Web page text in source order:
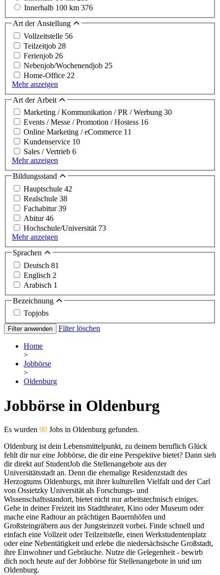
Innerhalb 100 km 376
Art der Anstellung
Vollzeitstelle 56
Teilzeitjob 28
Ferienjob 26
Nebenjob/Wochenendjob 25
Home-Office 22
Mehr anzeigen
Art der Arbeit
Marketing / Kommunikation / PR / Werbung 30
Events / Messe / Promotion / Hostess 16
Online Marketing / eCommerce 11
Kundenservice 10
Sales / Vertrieb 6
Mehr anzeigen
Bildungsstand
Hauptschule 42
Realschule 38
Fachabitur39
Abitur46
Hochschule/Universität 73
Mehr anzeigen
Sprachen
Deutsch 81
Englisch 2
Arabisch 1
Bezeichnung
Topjobs
Filter anwenden Filter löschen
Home
>
Jobbörse
>
Oldenburg
Jobbörse in Oldenburg
Es wurden 90 Jobs in Oldenburg gefunden.
Oldenburg ist dein Lebensmittelpunkt, zu deinem beruflich Glück
fehlt dir nur eine Jobbörse, die dir eine Perspektive bietet? Dann sieh
dir direkt auf StudentJob die Stellenangebote aus der
Universitätsstadt an. Denn die ehemalige Residenzstadt des
Herzogtums Oldenburgs, mit ihrer kulturellen Vielfalt und der Carl
von Ossietzky Universität als Forschungs- und
Wissenschaftsstandort, bietet nicht nur arbeitstechnisch einiges.
Gehe in deiner Freizeit ins Stadttheater, Kino oder Museum oder
mache eine Radtour an prächtigen Bauernhöfen und
Großsteingräbern aus der Jungsteinzeit vorbei. Finde schnell und
einfach eine Vollzeit oder Teilzeitstelle, einen Werkstudentenplatz
oder eine Nebentätigkeit und erlebe die niedersächsische Großstadt,
ihre Einwohner und Gebräuche. Nutze die Gelegenheit - bewirb
dich noch heute auf der Jobbörse für Stellenangebote in und um
Oldenburg.